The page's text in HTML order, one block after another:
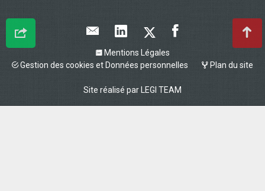
Mentions Légales
Gestion des cookies et Données personnelles
Plan du site
Site réalisé par LEGI TEAM